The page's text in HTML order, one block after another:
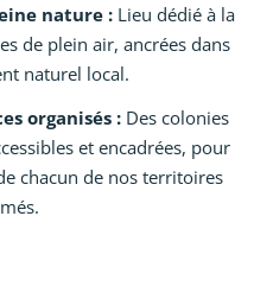
nature :Lieu dédié à la
de plein air, ancrées dans
naturel local.
organisés : Des colonies
et encadrées, pour
chacun de nos territoires